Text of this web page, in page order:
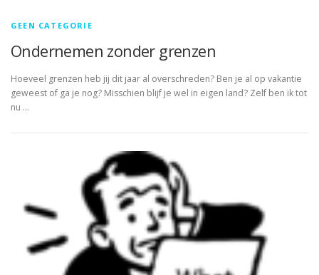
GEEN CATEGORIE
Ondernemen zonder grenzen
Hoeveel grenzen heb jij dit jaar al overschreden? Ben je al op vakantie
geweest of ga je nog? Misschien blijf je wel in eigen land? Zelf ben ik tot
nu …